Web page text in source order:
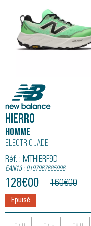
New Balance
HIERRO
Homme
Electric Jade
Réf. : MTHIERF9D
EAN13 : 0197967685996
128€00 160€00
Epuisé